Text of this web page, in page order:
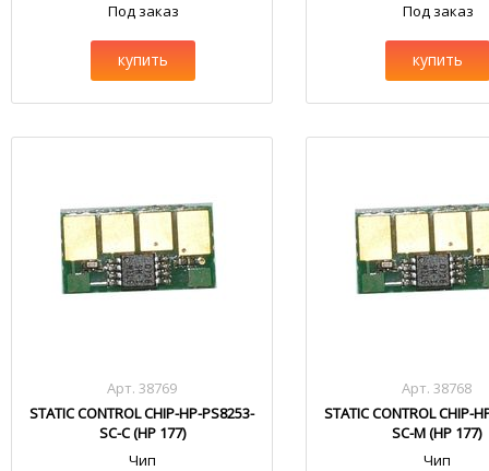
Под заказ
купить
Под заказ
купить
Арт. 38769
STATIC CONTROL CHIP-HP-PS8253-
SC-C (HP 177)
Чип
Арт. 38768
STATIC CONTROL CHIP-
SC-M (HP 177)
Чип